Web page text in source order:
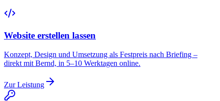
Website erstellen lassen
Konzept, Design und Umsetzung als Festpreis nach Briefing –
direkt mit Bernd, in 5–10 Werktagen online.
Zur Leistung